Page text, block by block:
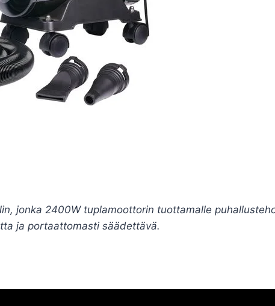
jonka 2400W tuplamoottorin tuottamalle
ja portaattomasti säädettävä.